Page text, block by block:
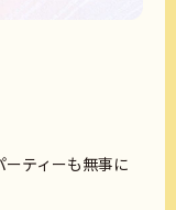
ティーも無事に